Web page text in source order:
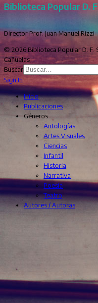
Biblioteca Popular D.
Director Prof. Juan Manuel Rizzi
© 2026 Biblioteca Popular D. F.
Cañuelas
Buscar
Sign In
Inicio
Publicaciones
Géneros
Antologías
Artes Visuales
Ciencias
Infantil
Historia
Narrativa
Poesía
Teatro
Autores / Autoras